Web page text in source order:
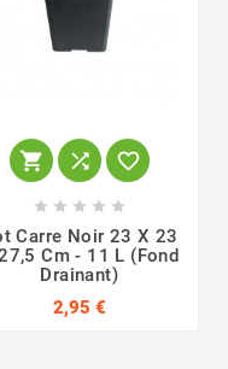
  
    
Carre Noir 23 X 23
Cm - 11 L (fond
Drainant)
2,95 €